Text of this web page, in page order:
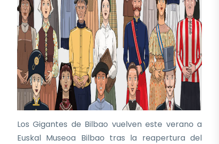
Los Gigantes de Bilbao vuelven este verano a
Euskal Museoa Bilbao tras la reapertura del